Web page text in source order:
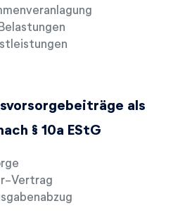
als
§ 10a EStG
Vertrag